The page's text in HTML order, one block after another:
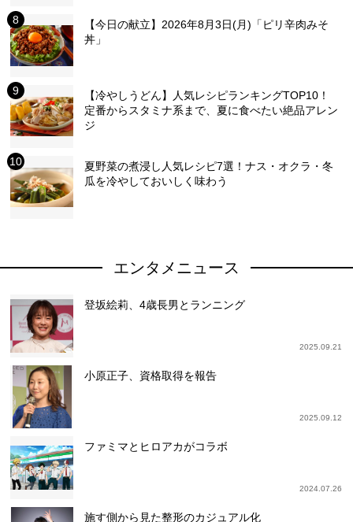
【今日の献立】2026年8月3日(月)「ピリ辛肉みそ
丼」
【冷やしうどん】人気レシピランキングTOP10！
定番からスタミナ系まで、夏に食べたい絶品アレン
ジ
夏野菜の煮浸し人気レシピ7選！ナス・オクラ・冬
瓜を冷やしておいしく味わう
エンタメニュース
登坂絵莉、4歳長男とランニング
2025.09.21
小原正子、資格取得を報告
2025.09.12
ファミマとヒロアカがコラボ
2024.07.26
施す側から見た整形のカジュアル化